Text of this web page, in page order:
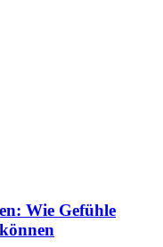
Wie Gefühle